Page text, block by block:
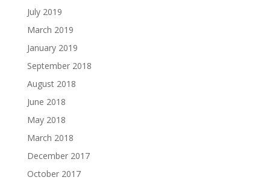
July 2019
March 2019
January 2019
September 2018
August 2018
June 2018
May 2018
March 2018
December 2017
October 2017